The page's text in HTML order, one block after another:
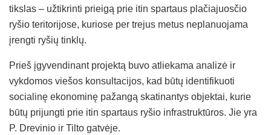
tikslas – užtikrinti prieigą prie itin spartaus plačiajuosčio
ryšio teritorijose, kuriose per trejus metus neplanuojama
įrengti ryšių tinklų.
Prieš įgyvendinant projektą buvo atliekama analizė ir
vykdomos viešos konsultacijos, kad būtų identifikuoti
socialinę ekonominę pažangą skatinantys objektai, kurie
būtų prijungti prie itin spartaus ryšio infrastruktūros. Jie yra
P. Drevinio ir Tilto gatvėje.